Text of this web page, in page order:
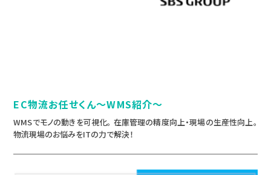
EC物流お任せくん～WMS紹介～
WMSでモノの動きを可視化。 在庫管理の精度向上・現場の生産性向上。
物流現場のお悩みをITの力で解決！